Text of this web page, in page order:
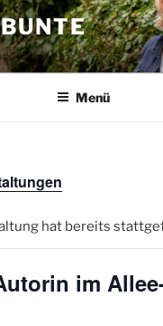
Menü
hat bereits
im